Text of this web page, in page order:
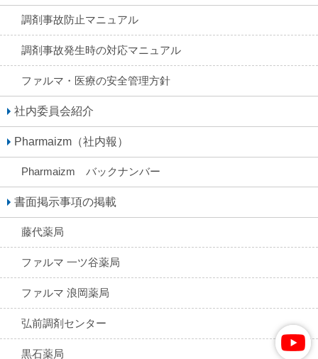
調剤事故防止マニュアル
調剤事故発生時の対応マニュアル
ファルマ・医療の安全管理方針
社内委員会紹介
Pharmaizm（社内報）
Pharmaizm バックナンバー
書面掲示事項の掲載
藤代薬局
ファルマ 一ツ谷薬局
ファルマ 浪岡薬局
弘前調剤センター
黒石薬局